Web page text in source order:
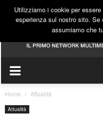
Home Attualità
Attualità
Utilizziamo i cookie per
esperienza sul nostro sito.
assumiamo che